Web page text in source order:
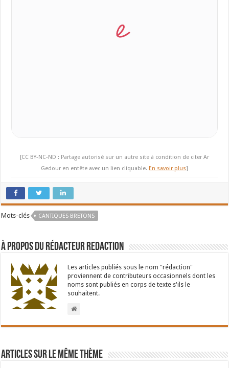
[CC BY-NC-ND : Partage autorisé sur un autre site à condition de citer Ar
Gedour en entête avec un lien cliquable. En savoir plus]
Mots-clés CANTIQUES BRETONS
À propos du rédacteur Redaction
Les articles publiés sous le nom "rédaction"
proviennent de contributeurs occasionnels dont les
noms sont publiés en corps de texte s'ils le
souhaitent.
Articles sur le même thème